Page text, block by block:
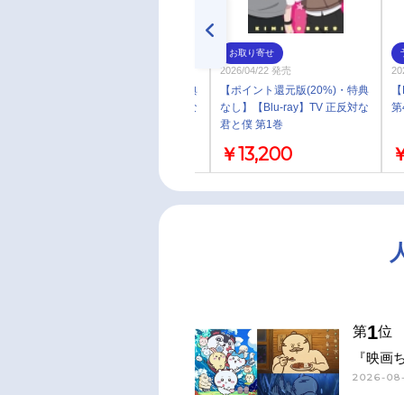
【ポイント還元版(20%)・特典
なし】【Blu-ray】TV 正反対な
お取り寄せ
2026/04/22 発売
【ポイント還元版(20%)・特典
なし】【Blu-ray】TV 正反対な
君と僕 第1巻
￥13,200
第1位
『映画
2026-